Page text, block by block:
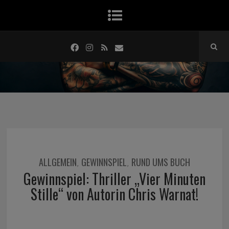
ALLGEMEIN, GEWINNSPIEL, RUND UMS BUCH
Gewinnspiel: Thriller „Vier Minuten
Stille“ von Autorin Chris Warnat!